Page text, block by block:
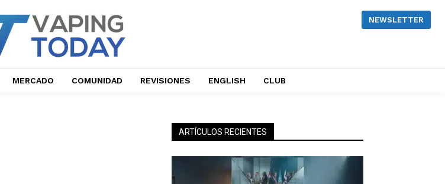
NEWSLETTER
MERCADO COMUNIDAD REVISIONES ENGLISH CLUB
ARTÍCULOS RECIENTES